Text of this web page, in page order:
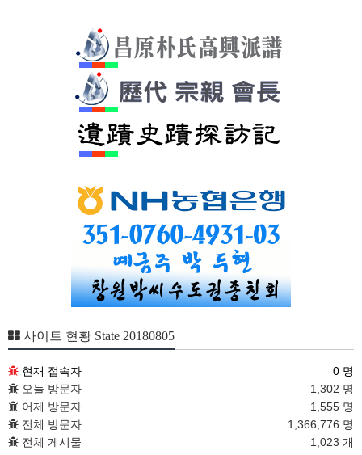
사이트 현황 State 20180805
현재 접속자
0 명
오늘 방문자
1,302 명
어제 방문자
1,555 명
전체 방문자
1,366,776 명
전체 게시물
1,023 개